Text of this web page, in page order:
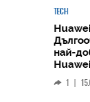
TECH
най-
1